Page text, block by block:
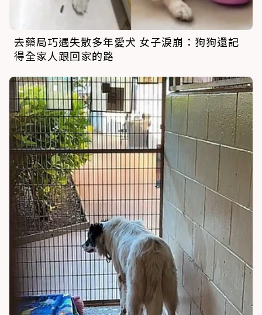
去藥局巧遇失散多年愛犬 女子淚崩：狗狗還記
得全家人跟回家的路